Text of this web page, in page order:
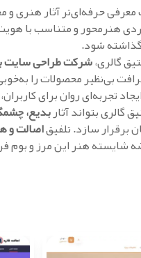
حرفه‌ای‌تر آثار هنری و
هنرمحور و متناسب با
گذاشته شود.
گالری،شرکت طراحی سایت
بی‌نظیر محصولات را
تجربه‌ای روان برای
بتواند آثاربدیع،
برقرار سازد. تلفیقاصالت و
شایسته هنر این مرز و بوم